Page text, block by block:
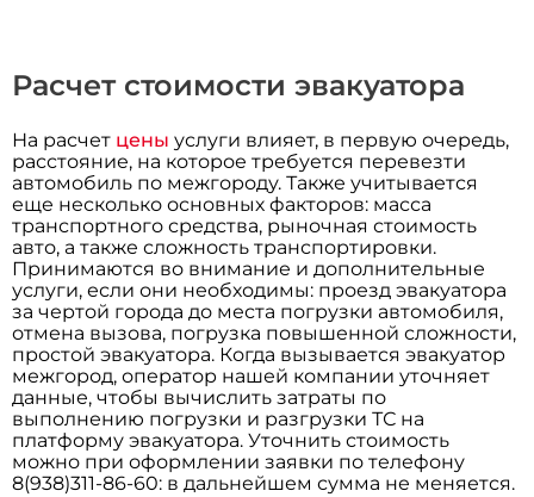
Расчет стоимости эвакуатора
На расчет цены услуги влияет, в первую очередь,
расстояние, на которое требуется перевезти
автомобиль по межгороду. Также учитывается
еще несколько основных факторов: масса
транспортного средства, рыночная стоимость
авто, а также сложность транспортировки.
Принимаются во внимание и дополнительные
услуги, если они необходимы: проезд эвакуатора
за чертой города до места погрузки автомобиля,
отмена вызова, погрузка повышенной сложности,
простой эвакуатора. Когда вызывается эвакуатор
межгород, оператор нашей компании уточняет
данные, чтобы вычислить затраты по
выполнению погрузки и разгрузки ТС на
платформу эвакуатора. Уточнить стоимость
можно при оформлении заявки по телефону
8(938)311-86-60: в дальнейшем сумма не меняется.